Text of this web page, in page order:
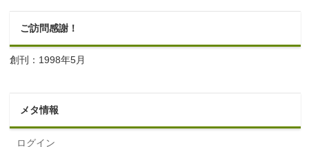
ご訪問感謝！
創刊：1998年5月
メタ情報
ログイン